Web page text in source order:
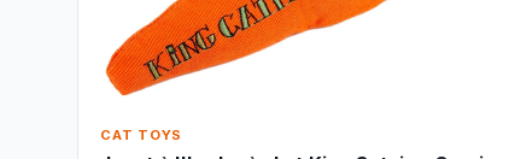
CAT TOYS